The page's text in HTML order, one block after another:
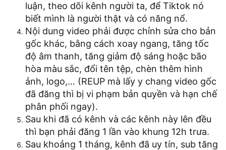
luận, theo dõi kênh người ta, để Tiktok nó
biết mình là người thật và có năng nổ.
Nội dung video phải được chỉnh sửa cho bản
gốc khác, bằng cách xoay ngang, tăng tốc
độ âm thanh, tăng giảm độ sáng hoặc bão
hòa màu sắc, đổi tên tệp, chèn thêm hình
ảnh, logo,… (REUP mà lấy y chang video gốc
đã đăng thì bị vi phạm bản quyền và hạn chế
phân phối ngay).
Sau khi đã có kênh và các kênh này lên đều
thì bạn phải đăng 1 lần vào khung 12h trưa.
Sau khoảng 1 tháng, kênh đã uy tín, sub tăng